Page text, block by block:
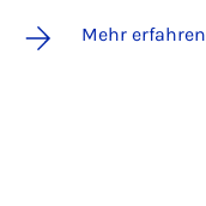
Mehr erfahren